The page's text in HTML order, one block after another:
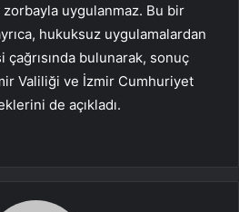
uygulanmaz. Bu bir
hukuksuz uygulamalardan
bulunarak, sonuç
Valiliği ve İzmir Cumhuriyet
de açıkladı.